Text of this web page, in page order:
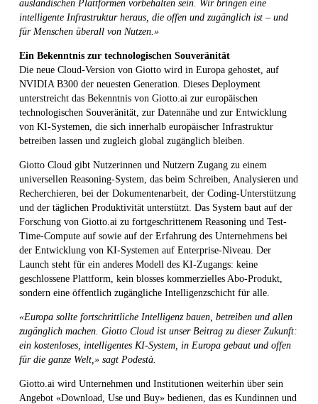
ausländischen Plattformen vorbehalten sein. Wir bringen eine
intelligente Infrastruktur heraus, die offen und zugänglich ist – und
für Menschen überall von Nutzen.»
Ein Bekenntnis zur technologischen Souveränität
Die neue Cloud-Version von Giotto wird in Europa gehostet, auf
NVIDIA B300 der neuesten Generation. Dieses Deployment
unterstreicht das Bekenntnis von Giotto.ai zur europäischen
technologischen Souveränität, zur Datennähe und zur Entwicklung
von KI-Systemen, die sich innerhalb europäischer Infrastruktur
betreiben lassen und zugleich global zugänglich bleiben.
Giotto Cloud gibt Nutzerinnen und Nutzern Zugang zu einem
universellen Reasoning-System, das beim Schreiben, Analysieren und
Recherchieren, bei der Dokumentenarbeit, der Coding-Unterstützung
und der täglichen Produktivität unterstützt. Das System baut auf der
Forschung von Giotto.ai zu fortgeschrittenem Reasoning und Test-
Time-Compute auf sowie auf der Erfahrung des Unternehmens bei
der Entwicklung von KI-Systemen auf Enterprise-Niveau. Der
Launch steht für ein anderes Modell des KI-Zugangs: keine
geschlossene Plattform, kein blosses kommerzielles Abo-Produkt,
sondern eine öffentlich zugängliche Intelligenzschicht für alle.
«Europa sollte fortschrittliche Intelligenz bauen, betreiben und allen
zugänglich machen. Giotto Cloud ist unser Beitrag zu dieser Zukunft:
ein kostenloses, intelligentes KI-System, in Europa gebaut und offen
für die ganze Welt,» sagt Podestà.
Giotto.ai wird Unternehmen und Institutionen weiterhin über sein
Angebot «Download, Use und Buy» bedienen, das es Kundinnen und